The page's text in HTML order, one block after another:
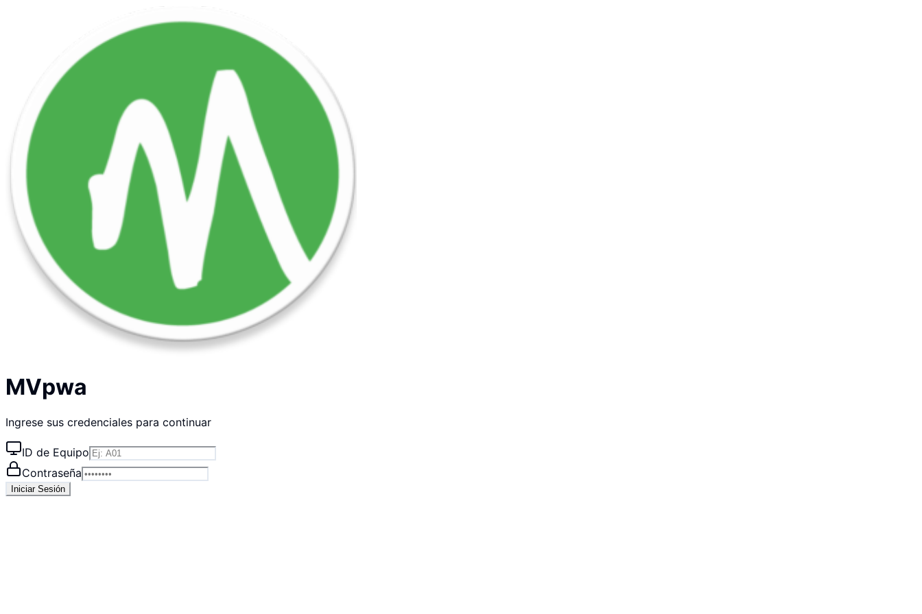
MVpwa
Ingrese sus credenciales para continuar
ID de Equipo
Contraseña
Iniciar Sesión